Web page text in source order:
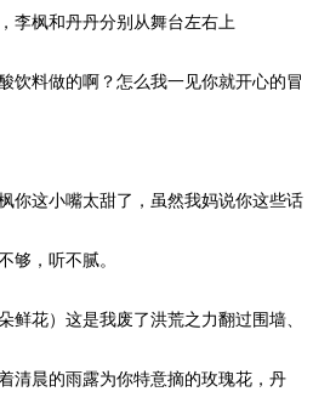
李枫和丹丹分别从舞台左右上
饮料做的啊？怎么我一见你就开心的冒
你这小嘴太甜了，虽然我妈说你这些话
够，听不腻。
鲜花）这是我废了洪荒之力翻过围墙、
清晨的雨露为你特意摘的玫瑰花，丹